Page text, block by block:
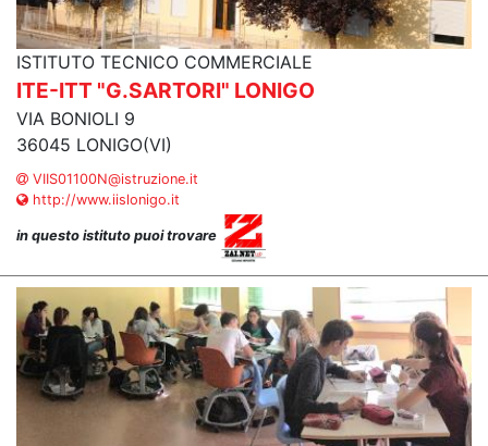
ISTITUTO TECNICO COMMERCIALE
ITE-ITT "G.SARTORI" LONIGO
VIA BONIOLI 9
36045 LONIGO(VI)
VIIS01100N@istruzione.it
http://www.iislonigo.it
in questo istituto puoi trovare